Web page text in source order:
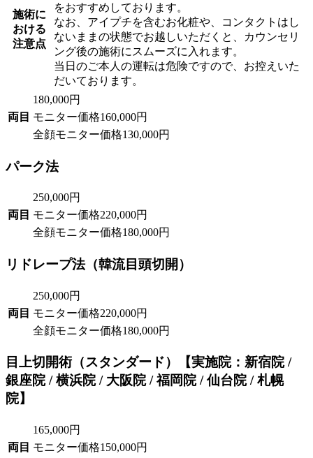
施術に
おける
注意点
をおすすめしております。
なお、アイプチを含むお化粧や、コンタクトはし
ないままの状態でお越しいただくと、カウンセリ
ング後の施術にスムーズに入れます。
当日のご本人の運転は危険ですので、お控えいた
だいております。
両目
180,000円
モニター価格160,000円
全顔モニター価格130,000円
パーク法
両目
250,000円
モニター価格220,000円
全顔モニター価格180,000円
リドレープ法（韓流目頭切開）
両目
250,000円
モニター価格220,000円
全顔モニター価格180,000円
目上切開術（スタンダード）
【実施院：新宿院 /
銀座院 / 横浜院 / 大阪院 / 福岡院 / 仙台院 / 札幌
院】
両目
165,000円
モニター価格150,000円